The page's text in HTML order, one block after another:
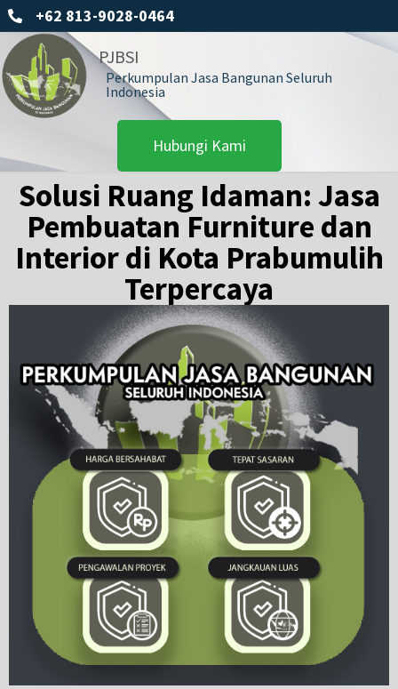
+62 813-9028-0464
PJBSI
Perkumpulan Jasa Bangunan Seluruh
Indonesia
Hubungi Kami
Solusi Ruang Idaman: Jasa
Pembuatan Furniture dan
Interior di Kota Prabumulih
Terpercaya